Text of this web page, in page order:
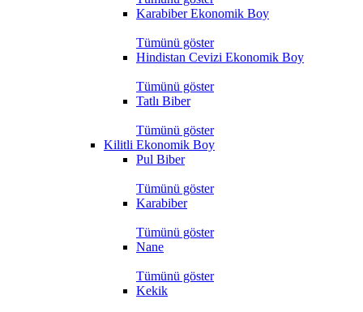
Karabiber Ekonomik Boy
Tümünü göster
Hindistan Cevizi Ekonomik Boy
Tümünü göster
Tatlı Biber
Tümünü göster
Kilitli Ekonomik Boy
Pul Biber
Tümünü göster
Karabiber
Tümünü göster
Nane
Tümünü göster
Kekik